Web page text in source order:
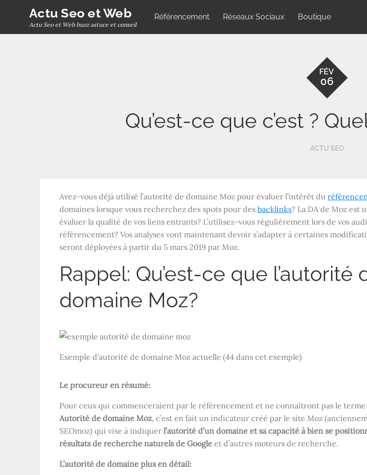
content
Actu Seo et Web
Actu Seo et Web buzz astuce et conseil
Référencement Réseaux Sociaux Boutique
FÉV
06
Qu’est-ce que c’est ?
ACTU SEO
Avez-vous déjà utilisé l’autorité de domaine Moz pour évaluer l’intérêt du
domaines lorsque vous recherchez des spots pour des backlinks? La DA de Moz est
évaluer la qualité de vos liens entrants? L’utilisez-vous régulièrement lors de vos
référencement? Vos analyses vont maintenant devoir s’adapter à certaines
seront déployées à partir du 5 mars 2019 par Moz.
Rappel: Qu’est-ce que l’autorité
domaine Moz?
Exemple d’autorité de domaine Moz actuelle (44 dans cet exemple)
Le procureur en résumé:
Pour ceux qui commenceraient par le référencement et ne connaîtront pas le terme
Autorité de domaine Moz, c’est en fait un indicateur créé par le site Moz
SEOmoz) qui vise à indiquer l’autorité d’un domaine et sa capacité à bien se
résultats de recherche naturels de Google et d’autres moteurs de recherche.
L’autorité de domaine plus en détail: